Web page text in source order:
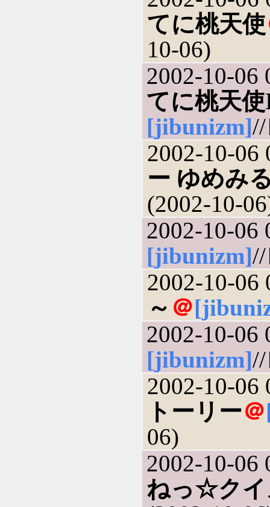
てに桃天使
10-06)
2002-10-06
てに桃天
[jibunizm]
2002-10-06
ー ゆめみ
(2002-10-
2002-10-06
[jibunizm]
2002-10-06
～ ＠
2002-10-06
[jibunizm]
2002-10-06
トーリー＠
06)
2002-10-06
ねっ☆クイ